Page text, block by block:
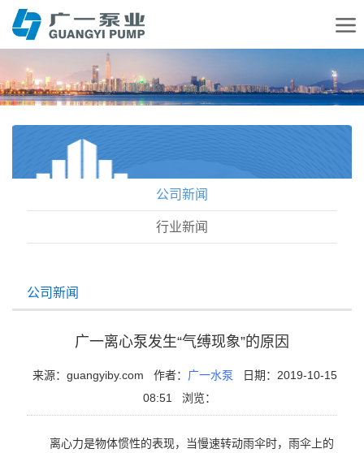
公司新闻
行业新闻
公司新闻
广一离心泵发生“气缚现象”的原因
来源：guangyiby.com 作者： 广一水泵
日期：2019-10-15
08:51
浏览：
离心力是物体惯性的表现，当慢速转动雨伞时，雨伞上的